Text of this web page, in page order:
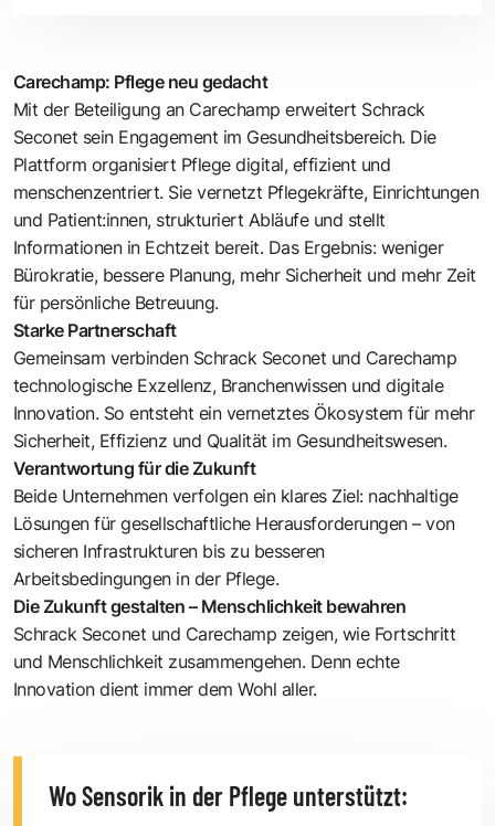
Carechamp: Pflege neu gedacht
Mit der Beteiligung an Carechamp erweitert Schrack
Seconet sein Engagement im Gesundheitsbereich. Die
Plattform organisiert Pflege digital, effizient und
menschenzentriert. Sie vernetzt Pflegekräfte, Einrichtungen
und Patient:innen, strukturiert Abläufe und stellt
Informationen in Echtzeit bereit. Das Ergebnis: weniger
Bürokratie, bessere Planung, mehr Sicherheit und mehr Zeit
für persönliche Betreuung.
Starke Partnerschaft
Gemeinsam verbinden Schrack Seconet und Carechamp
technologische Exzellenz, Branchenwissen und digitale
Innovation. So entsteht ein vernetztes Ökosystem für mehr
Sicherheit, Effizienz und Qualität im Gesundheitswesen.
Verantwortung für die Zukunft
Beide Unternehmen verfolgen ein klares Ziel: nachhaltige
Lösungen für gesellschaftliche Herausforderungen – von
sicheren Infrastrukturen bis zu besseren
Arbeitsbedingungen in der Pflege.
Die Zukunft gestalten – Menschlichkeit bewahren
Schrack Seconet und Carechamp zeigen, wie Fortschritt
und Menschlichkeit zusammengehen. Denn echte
Innovation dient immer dem Wohl aller.
Wo Sensorik in der Pflege unterstützt: